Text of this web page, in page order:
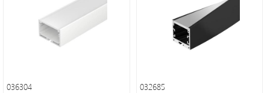
036304 032685